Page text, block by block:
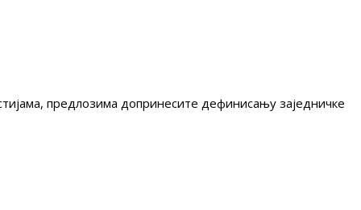
предлозима допринесите дефинисању заједничке